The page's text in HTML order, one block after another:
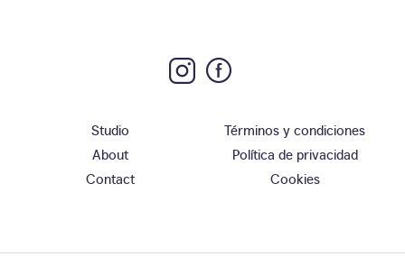
Studio
About
Contact
Términos y condiciones
Política de privacidad
Cookies